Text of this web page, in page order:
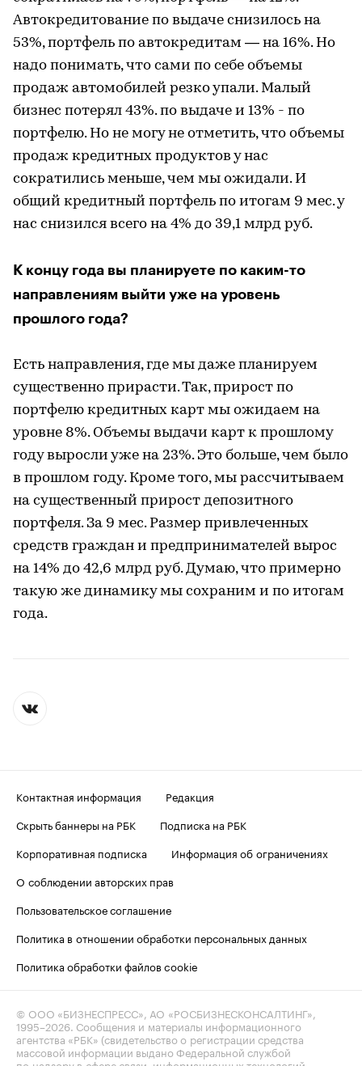
Автокредитование по выдаче снизилось на
53%, портфель по автокредитам — на 16%. Но
надо понимать, что сами по себе объемы
продаж автомобилей резко упали. Малый
бизнес потерял 43%. по выдаче и 13% - по
портфелю. Но не могу не отметить, что объемы
продаж кредитных продуктов у нас
сократились меньше, чем мы ожидали. И
общий кредитный портфель по итогам 9 мес. у
нас снизился всего на 4% до 39,1 млрд руб.
К концу года вы планируете по каким-то
направлениям выйти уже на уровень
прошлого года?
Есть направления, где мы даже планируем
существенно прирасти. Так, прирост по
портфелю кредитных карт мы ожидаем на
уровне 8%. Объемы выдачи карт к прошлому
году выросли уже на 23%. Это больше, чем было
в прошлом году. Кроме того, мы рассчитываем
на существенный прирост депозитного
портфеля. За 9 мес. Размер привлеченных
средств граждан и предпринимателей вырос
на 14% до 42,6 млрд руб. Думаю, что примерно
такую же динамику мы сохраним и по итогам
года.
Контактная информация
Редакция
Скрыть баннеры на РБК
Подписка на РБК
Корпоративная подписка
Информация об ограничениях
О соблюдении авторских прав
Пользовательское соглашение
Политика в отношении обработки персональных данных
Политика обработки файлов cookie
© ООО «БИЗНЕСПРЕСС», АО «РОСБИЗНЕСКОНСАЛТИНГ»,
1995–2026 . Сообщения и материалы информационного
агентства «РБК» (свидетельство о регистрации средства
массовой информации выдано Федеральной службой